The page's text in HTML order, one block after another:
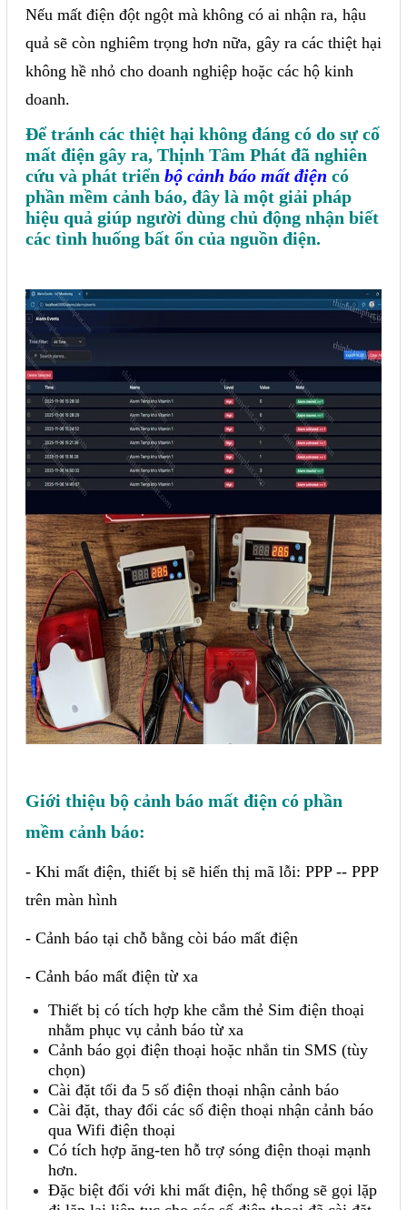
Nếu mất điện đột ngột mà không có ai nhận ra, hậu
quả sẽ còn nghiêm trọng hơn nữa, gây ra các thiệt hại
không hề nhỏ cho doanh nghiệp hoặc các hộ kinh
doanh.
Để tránh các thiệt hại không đáng có do sự cố
mất điện gây ra, Thịnh Tâm Phát đã nghiên
cứu và phát triển bộ cảnh báo mất điện có
phần mềm cảnh báo, đây là một giải pháp
hiệu quả giúp người dùng chủ động nhận biết
các tình huống bất ổn của nguồn điện.
Giới thiệu bộ cảnh báo mất điện có phần
mềm cảnh báo:
- Khi mất điện, thiết bị sẽ hiển thị mã lỗi: PPP -- PPP
trên màn hình
- Cảnh báo tại chỗ bằng còi báo mất điện
- Cảnh báo mất điện từ xa
Thiết bị có tích hợp khe cắm thẻ Sim điện thoại
nhằm phục vụ cảnh báo từ xa
Cảnh báo gọi điện thoại hoặc nhắn tin SMS (tùy
chọn)
Cài đặt tối đa 5 số điện thoại nhận cảnh báo
Cài đặt, thay đổi các số điện thoại nhận cảnh báo
qua Wifi điện thoại
Có tích hợp ăng-ten hỗ trợ sóng điện thoại mạnh
hơn.
Đặc biệt đối với khi mất điện, hệ thống sẽ gọi lặp
Giới thiệu
Dịch vụ
Thiết kế phần mềm giám sát
và quản lý
Thiết kế tủ điện công nghiệp
Sửa chữa biến tần
Sửa chữa màn hình HMI
Sửa Bộ điều khiển Servo, Bộ
điều khiển motor bước
Sửa chữa bộ nguồn
Sửa motor - Quấn motor
Sửa Cân Điện Tử
Lập trình PLC
Lập trình màn hình HMI
Lập trình hệ thống Scada
Lập trình hệ thống Servo
Crack password PLC
Crack password HMI
Lấy Chương Trình HMI
Thông tin hữu ích
Đóng
TRÊN MẠNG XÃ HỘI
Facebook
Google
Twitter
Gọi cho chúng tôi
Nhắn tin